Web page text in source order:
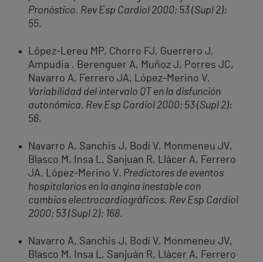
Pronóstico. Rev Esp Cardiol 2000; 53 (Supl 2):
55.
López-Lereu MP, Chorro FJ, Guerrero J,
Ampudia , Berenguer A, Muñoz J, Porres JC,
Navarro A, Ferrero JA, López-Merino V.
Variabilidad del intervalo QT en la disfunción
autonómica. Rev Esp Cardiol 2000; 53 (Supl 2):
56.
Navarro A, Sanchis J, Bodí V, Monmeneu JV,
Blasco M, Insa L, Sanjuan R, Llàcer A, Ferrero
JA, López-Merino V. Predictores de eventos
hospitalarios en la angina inestable con
cambios electrocardiográficos. Rev Esp Cardiol
2000; 53 (Supl 2): 168.
Navarro A, Sanchis J, Bodí V, Monmeneu JV,
Blasco M, Insa L, Sanjuán R, Llàcer A, Ferrero